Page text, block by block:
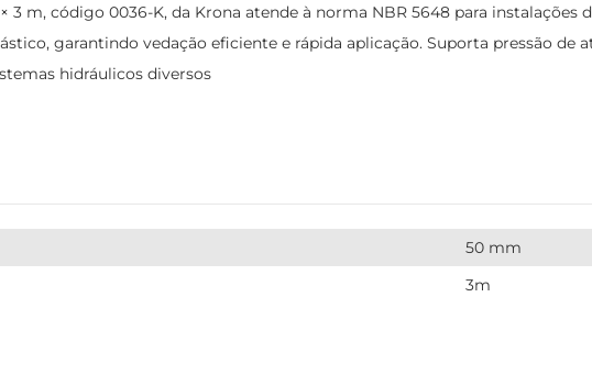
3 m, código 0036-K, da Krona atende à norma NBR 5648 para
garantindo vedação eficiente e rápida aplicação. Suporta pressão de
hidráulicos diversos
50 mm
3m